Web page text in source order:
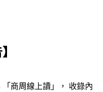
商周線上讀」， 收錄內